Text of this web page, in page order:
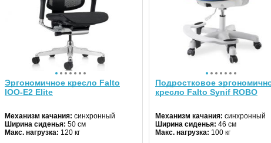
Эргономичное кресло Falto
IOO-E2 Elite
Механизм качания: синхронный
Ширина сиденья: 50 см
Макс. нагрузка: 120 кг
Подростковое
кресло Falto Synif ROBO
Механизм качания: синхронный
Ширина сиденья: 46 см
Макс. нагрузка: 100 кг